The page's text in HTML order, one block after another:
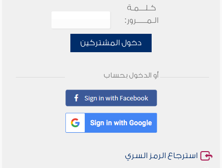
كـلـــمـة
الـمـــــرور:
دخول المشتركين
أو الدخول بحساب
استرجاع الرمز السري